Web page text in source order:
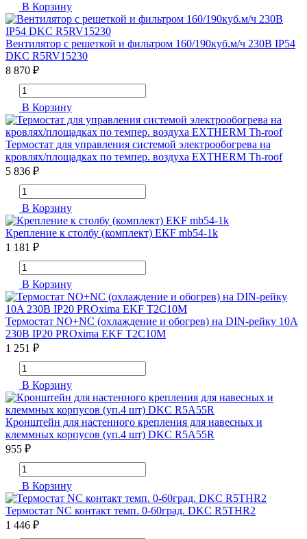
В Корзину
Вентилятор c решеткой и фильтром 160/190куб.м/ч 230В IP54
DKC R5RV15230
8 870 ₽
В Корзину
Термостат для управления системой электрообогрева на
кровлях/площадках по темпер. воздуха EXTHERM Th-roof
5 836 ₽
В Корзину
Крепление к столбу (комплект) EKF mb54-1k
1 181 ₽
В Корзину
Термостат NO+NC (охлаждение и обогрев) на DIN-рейку 10A
230В IP20 PROxima EKF T2C10M
1 251 ₽
В Корзину
Кронштейн для настенного крепления для навесных и
клеммных корпусов (уп.4 шт) DKC R5A55R
955 ₽
В Корзину
Термостат NC контакт темп. 0-60град. DKC R5THR2
1 446 ₽